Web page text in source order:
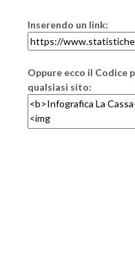
Inserendo un link:
Oppure ecco il Codice
qualsiasi sito: